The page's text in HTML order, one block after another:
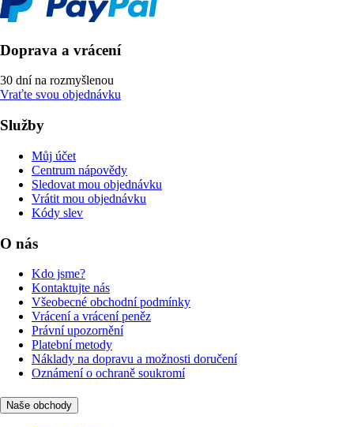
Doprava a vrácení
30 dní na rozmyšlenou
Vraťte svou objednávku
Služby
Můj účet
Centrum nápovědy
Sledovat mou objednávku
Vrátit mou objednávku
Kódy slev
O nás
Kdo jsme?
Kontaktujte nás
Všeobecné obchodní podmínky
Vrácení a vrácení peněz
Právní upozornění
Platební metody
Náklady na dopravu a možnosti doručení
Oznámení o ochraně soukromí
Naše obchody